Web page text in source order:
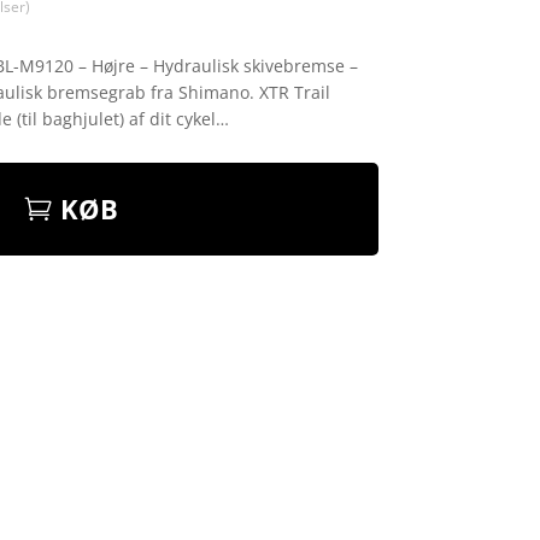
M9120 – Højre – Hydraulisk skivebremse –
bremsegrab fra Shimano. XTR Trail
(til baghjulet) af dit cykel…
KØB